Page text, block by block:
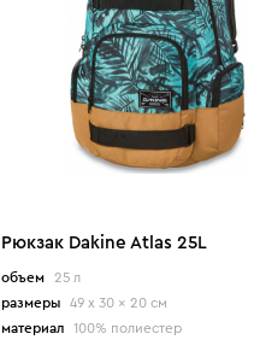
Рюкзак Dakine Atlas 25L
объем
25 л
размеры
49 x 30 x 20 см
материал
100% полиестер